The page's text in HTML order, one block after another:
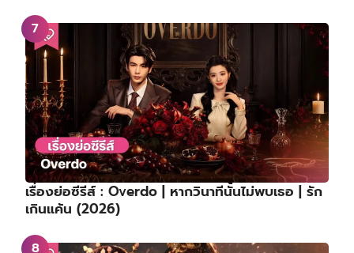
เรื่องย่อซีรีส์ : Overdo | หากวินาทีนั้นไม่พบเธอ | รัก
เกินแค้น (2026)